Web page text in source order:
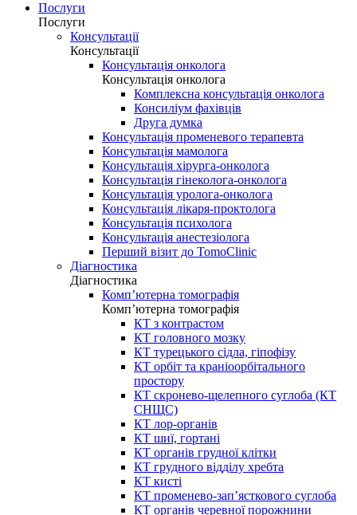
Послуги
Послуги
Консультації
Консультації
Консультація онколога
Консультація онколога
Комплексна консультація онколога
Консиліум фахівців
Друга думка
Консультація променевого терапевта
Консультація мамолога
Консультація хірурга-онколога
Консультація гінеколога-онколога
Консультація уролога-онколога
Консультація лікаря-проктолога
Консультація психолога
Консультація анестезіолога
Перший візит до TomoClinic
Діагностика
Діагностика
Комп’ютерна томографія
Комп’ютерна томографія
КТ з контрастом
КТ головного мозку
КТ турецького сідла, гіпофізу
КТ орбіт та краніоорбітального
простору
КТ скронево-щелепного суглоба (КТ
СНЩС)
КТ лор-органів
КТ шиї, гортані
КТ органів грудної клітки
КТ грудного відділу хребта
КТ кисті
КТ променево-зап’ясткового суглоба
КТ органів черевної порожнини